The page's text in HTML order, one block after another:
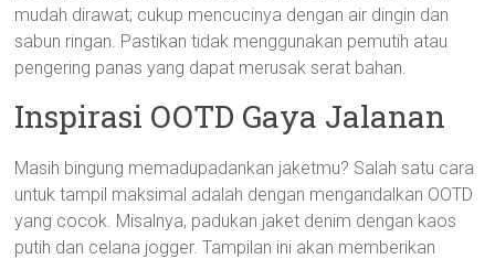
mudah dirawat; cukup mencucinya dengan air dingin dan
sabun ringan. Pastikan tidak menggunakan pemutih atau
pengering panas yang dapat merusak serat bahan.
Inspirasi OOTD Gaya Jalanan
Masih bingung memadupadankan jaketmu? Salah satu cara
untuk tampil maksimal adalah dengan mengandalkan OOTD
yang cocok. Misalnya, padukan jaket denim dengan kaos
putih dan celana jogger. Tampilan ini akan memberikan